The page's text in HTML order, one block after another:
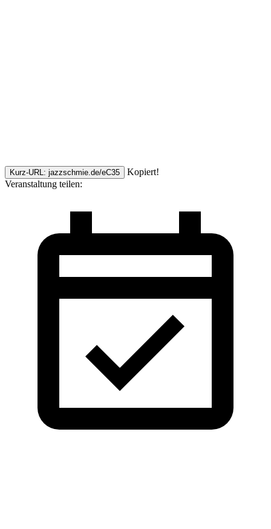
Kurz-URL: jazzschmie.de/eC35
Kopiert!
Veranstaltung teilen: